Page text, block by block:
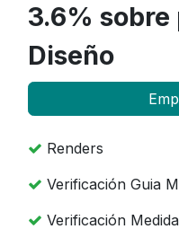
3.6%
Diseño
Renders
Verificación Guia
Verificación